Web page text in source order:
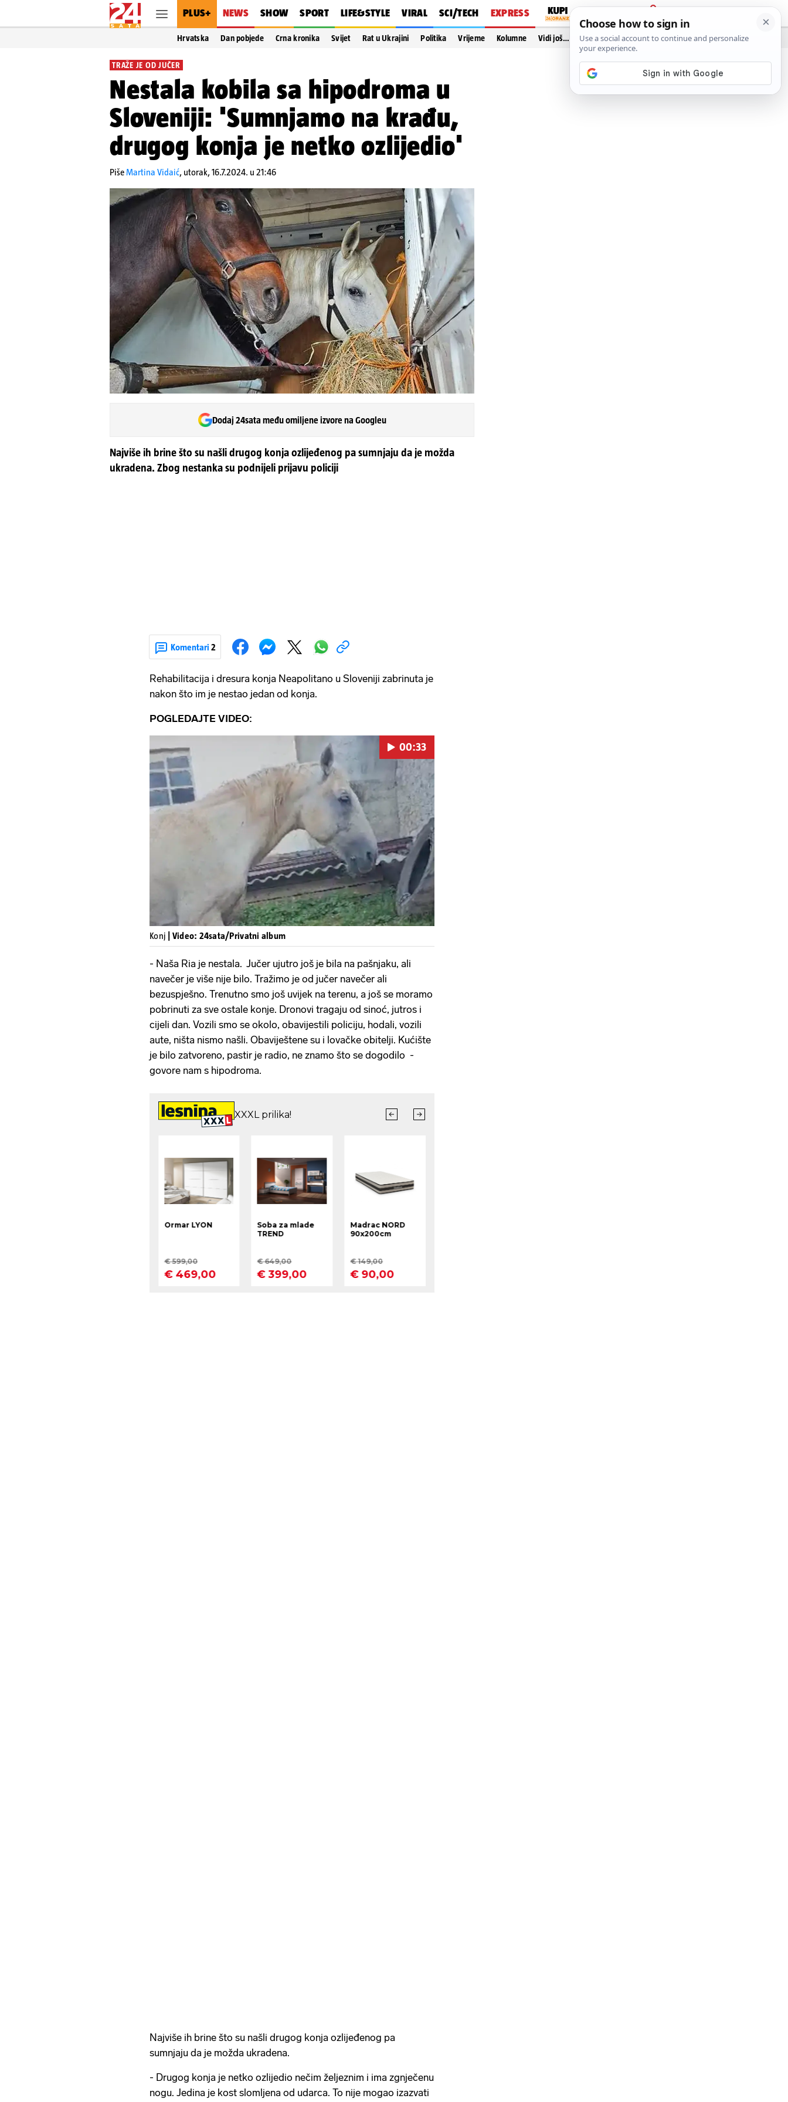
PLUS+ NEWS SHOW SPORT LIFE&STYLE VIRAL SCI/TECH EXPRESS
PRIJAVA
Hrvatska Dan pobjede Crna kronika Svijet Rat u Ukrajini Politika Vrijeme Kolumne Vidi još…
TRAŽE JE OD JUČER
Nestala kobila sa hipodroma u
Sloveniji: 'Sumnjamo na krađu,
drugog konja je netko ozlijedio'
PišeMartina Vidaić, utorak, 16.7.2024. u 21:46
Dodaj 24sata među omiljene izvore na Googleu
Najviše ih brine što su našli drugog konja ozlijeđenog pa sumnjaju da je možda
ukradena. Zbog nestanka su podnijeli prijavu policiji
Komentari 2
Rehabilitacija i dresura konja Neapolitano u Sloveniji zabrinuta je
nakon što im je nestao jedan od konja.
POGLEDAJTE VIDEO:
Pokretanje videa...
00:33
Konj | Video: 24sata/Privatni album
- Naša Ria je nestala. Jučer ujutro još je bila na pašnjaku, ali
navečer je više nije bilo. Tražimo je od jučer navečer ali
bezuspješno. Trenutno smo još uvijek na terenu, a još se moramo
pobrinuti za sve ostale konje. Dronovi tragaju od sinoć, jutros i
cijeli dan. Vozili smo se okolo, obavijestili policiju, hodali, vozili
aute, ništa nismo našli. Obaviještene su i lovačke obitelji. Kućište
je bilo zatvoreno, pastir je radio, ne znamo što se dogodilo -
govore nam s hipodroma.
Najviše ih brine što su našli drugog konja ozlijeđenog pa
sumnjaju da je možda ukradena.
- Drugog konja je netko ozlijedio nečim željeznim i ima zgnječenu
nogu. Jedina je kost slomljena od udarca. To nije mogao izazvati